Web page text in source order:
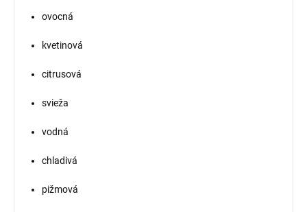
ovocná
kvetinová
citrusová
svieža
vodná
chladivá
pižmová